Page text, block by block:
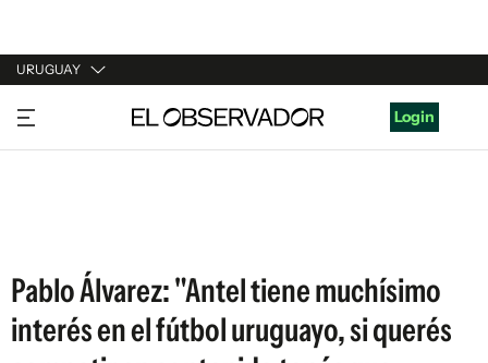
URUGUAY
URUGUAY
ARGENTINA
Login
Pablo Álvarez: "Antel tiene muchísimo
interés en el fútbol uruguayo, si querés